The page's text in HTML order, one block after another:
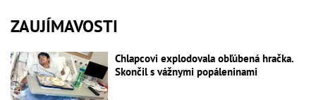
ZAUJÍMAVOSTI
Chlapcovi explodovala obľúbená hračka.
Skončil s vážnymi popáleninami